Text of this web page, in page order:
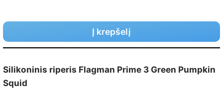
Į krepšelį
Silikoninis riperis Flagman Prime 3 Green Pumpkin
Squid